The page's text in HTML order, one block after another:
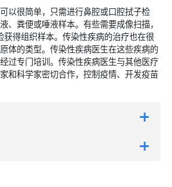
以很简单，只需进行鼻腔或口腔拭子检
、粪便或唾液样本。有些需要成像扫描，
获得组织样本。传染性疾病的治疗也在很
体的类型。传染性疾病医生在这些疾病的
过专门培训。传染性疾病医生与其他医疗
和科学家密切合作，控制疫情、开发疫苗
，一种由新型冠状病毒引起的严重急性